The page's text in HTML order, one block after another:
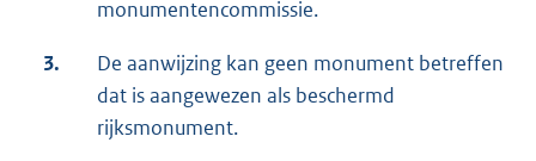
monumentencommissie.
3.
De aanwijzing kan geen monument betreffen
dat is aangewezen als beschermd
rijksmonument.